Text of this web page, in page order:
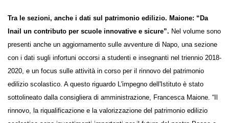
Tra le sezioni, anche i dati sul patrimonio edilizio. Maione: “Da
Inail un contributo per scuole innovative e sicure”.Nel volume
sono presenti anche un aggiornamento sulle avventure di Napo, una
sezione con i dati sugli infortuni occorsi a studenti e insegnanti nel
triennio 2018-2020, e un focus sulle attività in corso per il rinnovo del
patrimonio edilizio scolastico. A questo riguardo L'impegno
dell'Istituto è stato sottolineato dalla consigliera di amministrazione,
Francesca Maione. “Il rinnovo, la riqualificazione e la valorizzazione del